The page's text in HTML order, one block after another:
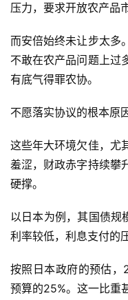
压力，要求开放农产品
而安倍始终未让步太多
不敢在农产品问题上过
有底气得罪农协。
不愿落实协议的根本原
这些年大环境欠佳，尤
羞涩，财政赤字持续攀
硬撑。
以日本为例，其国债规
利率较低，利息支付的
按照日本政府的预估
预算的25%。这一比重